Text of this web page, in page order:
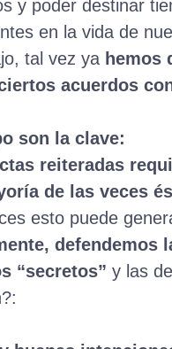
y poder destinar
en la vida de
tal vez ya hemos
acuerdos
son la clave:
reiteradas
de las veces
esto puede
defendemos
“secretos” y las